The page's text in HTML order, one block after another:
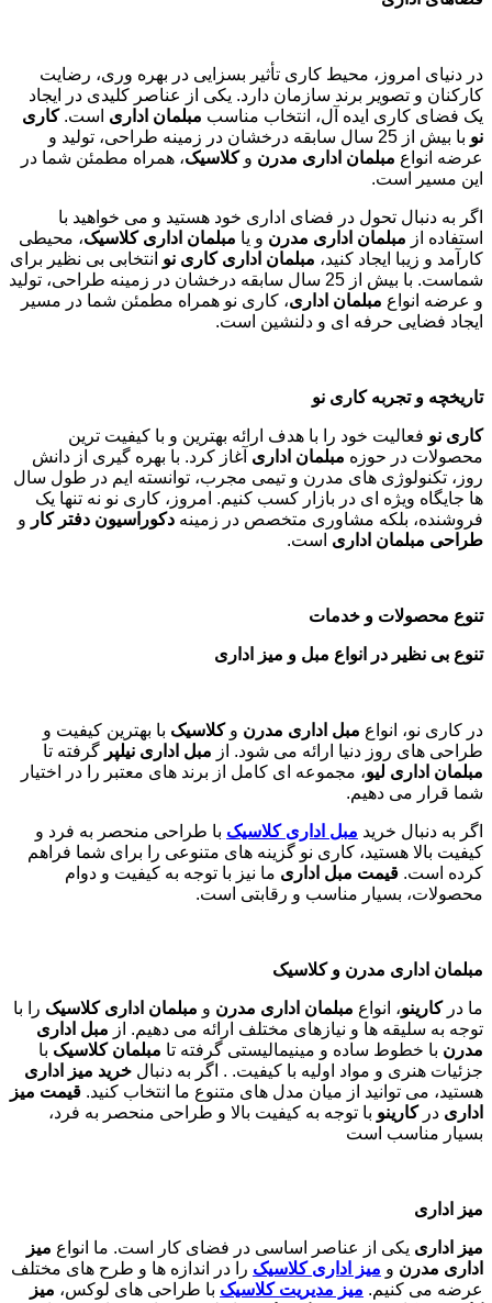
در دنیای امروز، محیط کاری تأثیر بسزایی در بهره وری، رضایت
کارکنان و تصویر برند سازمان دارد. یکی از عناصر کلیدی در ایجاد
یک فضای کاری ایده آل، انتخاب مناسب مبلمان اداری است.کاری
نو
با بیش از 25 سال سابقه درخشان در زمینه طراحی، تولید و
عرضه انواع مبلمان اداری مدرن وکلاسیک، همراه مطمئن شما در
این مسیر است.
اگر به دنبال تحول در فضای اداری خود هستید و می خواهید با
استفاده از مبلمان اداری مدرن و یا مبلمان اداری کلاسیک، محیطی
کارآمد و زیبا ایجاد کنید، مبلمان اداری کاری نو انتخابی بی نظیر برای
شماست. با بیش از 25 سال سابقه درخشان در زمینه طراحی، تولید
و عرضه انواع مبلمان اداری، کاری نو همراه مطمئن شما در مسیر
ایجاد فضایی حرفه ای و دلنشین است.
تاریخچه و تجربه کاری نو
کاری نو فعالیت خود را با هدف ارائه بهترین و با کیفیت ترین
محصولات در حوزه مبلمان اداری آغاز کرد. با بهره گیری از دانش
روز، تکنولوژی های مدرن و تیمی مجرب، توانسته ایم در طول سال
ها جایگاه ویژه ای در بازار کسب کنیم. امروز، کاری نو نه تنها یک
فروشنده، بلکه مشاوری متخصص در زمینه دکوراسیون دفتر کار و
طراحی مبلمان اداری است.
تنوع محصولات و خدمات
تنوع بی نظیر در انواع مبل و میز اداری
در کاری نو، انواع مبل اداری مدرن وکلاسیک با بهترین کیفیت و
طراحی های روز دنیا ارائه می شود. از مبل اداری نیلپر گرفته تا
مبلمان اداری لیو، مجموعه ای کامل از برند های معتبر را در اختیار
شما قرار می دهیم.
اگر به دنبال خرید مبل اداری کلاسیک با طراحی منحصر به فرد و
کیفیت بالا هستید، کاری نو گزینه های متنوعی را برای شما فراهم
کرده است. قیمت مبل اداری ما نیز با توجه به کیفیت و دوام
محصولات، بسیار مناسب و رقابتی است.
مبلمان اداری مدرن و کلاسیک
ما درکارینو، انواع مبلمان اداری مدرن و مبلمان اداری کلاسیک را با
توجه به سلیقه ها و نیازهای مختلف ارائه می دهیم. از مبل اداری
مدرن با خطوط ساده و مینیمالیستی گرفته تا مبلمان کلاسیک با
جزئیات هنری و مواد اولیه با کیفیت. . اگر به دنبال خرید میز اداری
هستید، می توانید از میان مدل های متنوع ما انتخاب کنید. قیمت میز
اداری درکارینو با توجه به کیفیت بالا و طراحی منحصر به فرد،
بسیار مناسب است
میز اداری
میز اداری یکی از عناصر اساسی در فضای کار است. ما انواع میز
اداری مدرن و میز اداری کلاسیک را در اندازه ها و طرح های مختلف
عرضه می کنیم. میز مدیریت کلاسیک با طراحی های لوکس، میز